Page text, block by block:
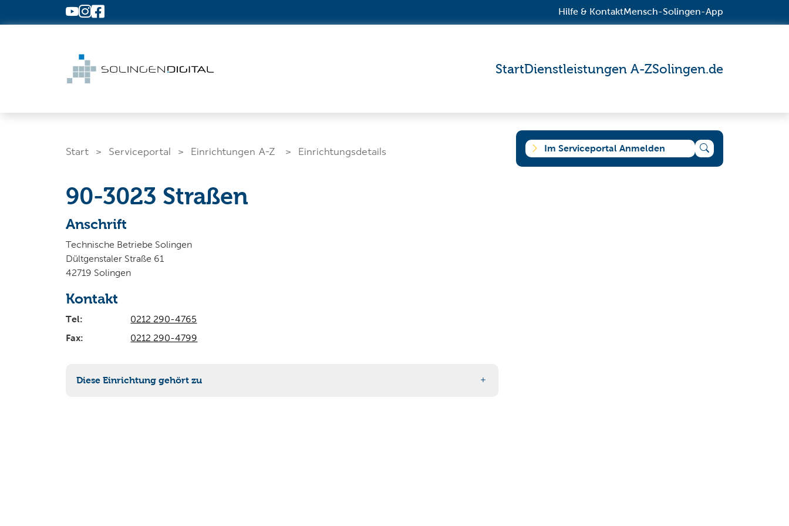
Zum Hauptinhalt springen Hilfe & KontaktMensch-Solingen-App
StartDienstleistungen A-ZSolingen.de
Start Serviceportal Einrichtungen A-Z Einrichtungsdetails Im Serviceportal Anmelden
Was suchen Sie?
90-3023 Straßen
Anschrift
Technische Betriebe Solingen
Dültgenstaler Straße 61
42719 Solingen
Kontakt
Tel:
0212 290-4765
Fax:
0212 290-4799
Diese Einrichtung gehört zu